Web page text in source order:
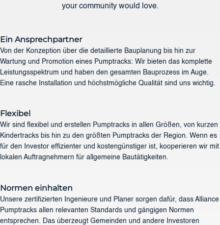
your community would love.
Ein Ansprechpartner
Von der Konzeption über die detaillierte Bauplanung bis hin zur
Wartung und Promotion eines Pumptracks: Wir bieten das komplette
Leistungsspektrum und haben den gesamten Bauprozess im Auge.
Eine rasche Installation und höchstmögliche Qualität sind uns wichtig.
Flexibel
Wir sind flexibel und erstellen Pumptracks in allen Größen, von kurzen
Kindertracks bis hin zu den größten Pumptracks der Region. Wenn es
für den Investor effizienter und kostengünstiger ist, kooperieren wir mit
lokalen Auftragnehmern für allgemeine Bautätigkeiten.
Normen einhalten
Unsere zertifizierten Ingenieure und Planer sorgen dafür, dass Alliance
Pumptracks allen relevanten Standards und gängigen Normen
entsprechen. Das überzeugt Gemeinden und andere Investoren